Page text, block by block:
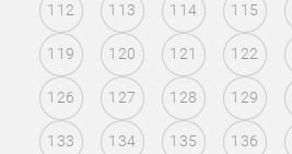
112 113 114 115
119 120 121 122
126 127 128 129
133 134 135 136